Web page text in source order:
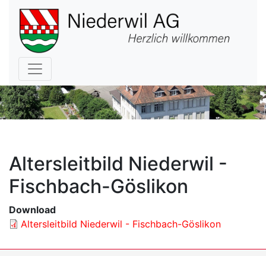
Hauptnavigation
Altersleitbild Niederwil -
Fischbach-Göslikon
Download
Altersleitbild Niederwil - Fischbach-Göslikon